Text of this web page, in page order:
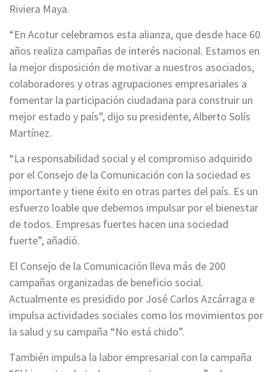
Riviera Maya.
“En Acotur celebramos esta alianza, que desde hace 60
años realiza campañas de interés nacional. Estamos en
la mejor disposición de motivar a nuestros asociados,
colaboradores y otras agrupaciones empresariales a
fomentar la participación ciudadana para construir un
mejor estado y país”, dijo su presidente, Alberto Solís
Martínez.
“La responsabilidad social y el compromiso adquirido
por el Consejo de la Comunicación con la sociedad es
importante y tiene éxito en otras partes del país. Es un
esfuerzo loable que debemos impulsar por el bienestar
de todos. Empresas fuertes hacen una sociedad
fuerte”, añadió.
El Consejo de la Comunicación lleva más de 200
campañas organizadas de beneficio social.
Actualmente es presidido por José Carlos Azcárraga e
impulsa actividades sociales como los movimientos por
la salud y su campaña “No está chido”.
También impulsa la labor empresarial con la campaña